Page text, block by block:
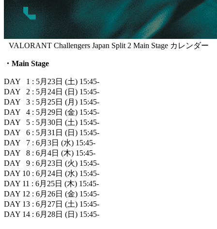
VALORANT Challengers Japan Split 2 Main Stage カレンダー
・Main Stage
DAY 1 : 5月23日 (土) 15:45-
DAY 2 : 5月24日 (日) 15:45-
DAY 3 : 5月25日 (月) 15:45-
DAY 4 : 5月29日 (金) 15:45-
DAY 5 : 5月30日 (土) 15:45-
DAY 6 : 5月31日 (日) 15:45-
DAY 7 : 6月3日 (水) 15:45-
DAY 8 : 6月4日 (木) 15:45-
DAY 9 : 6月23日 (火) 15:45-
DAY 10 : 6月24日 (水) 15:45-
DAY 11 : 6月25日 (木) 15:45-
DAY 12 : 6月26日 (金) 15:45-
DAY 13 : 6月27日 (土) 15:45-
DAY 14 : 6月28日 (日) 15:45-